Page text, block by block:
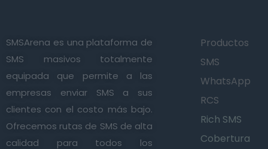
SMSArena es una plataforma de
SMS masivos totalmente
equipada que permite a las
empresas enviar SMS a sus
clientes con el costo más bajo.
Ofrecemos rutas de SMS de alta
calidad para todos los
Productos
SMS
WhatsApp
RCS
Rich SMS
Cobertura